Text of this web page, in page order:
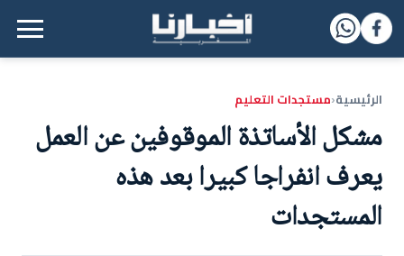
القائمة الرئيسية
الرئيسية‹مستجدات التعليم
مشكل الأساتذة الموقوفين عن العمل
يعرف انفراجا كبيرا بعد هذه
المستجدات